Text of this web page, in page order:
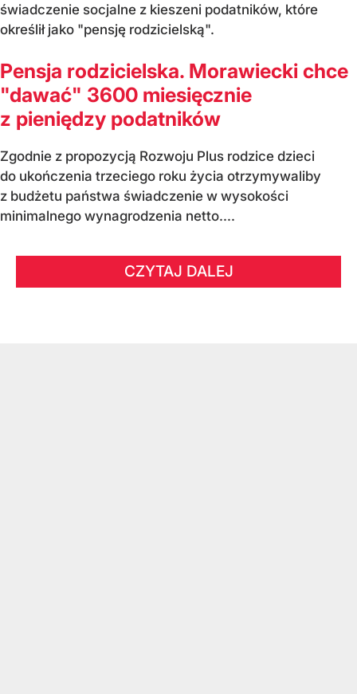
świadczenie socjalne z kieszeni podatników, które
określił jako "pensję rodzicielską".
Pensja rodzicielska. Morawiecki chce
"dawać" 3600 miesięcznie
z pieniędzy podatników
Zgodnie z propozycją Rozwoju Plus rodzice dzieci
do ukończenia trzeciego roku życia otrzymywaliby
z budżetu państwa świadczenie w wysokości
minimalnego wynagrodzenia netto....
CZYTAJ DALEJ